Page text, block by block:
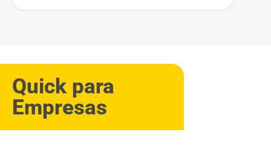
Quick para
Empresas